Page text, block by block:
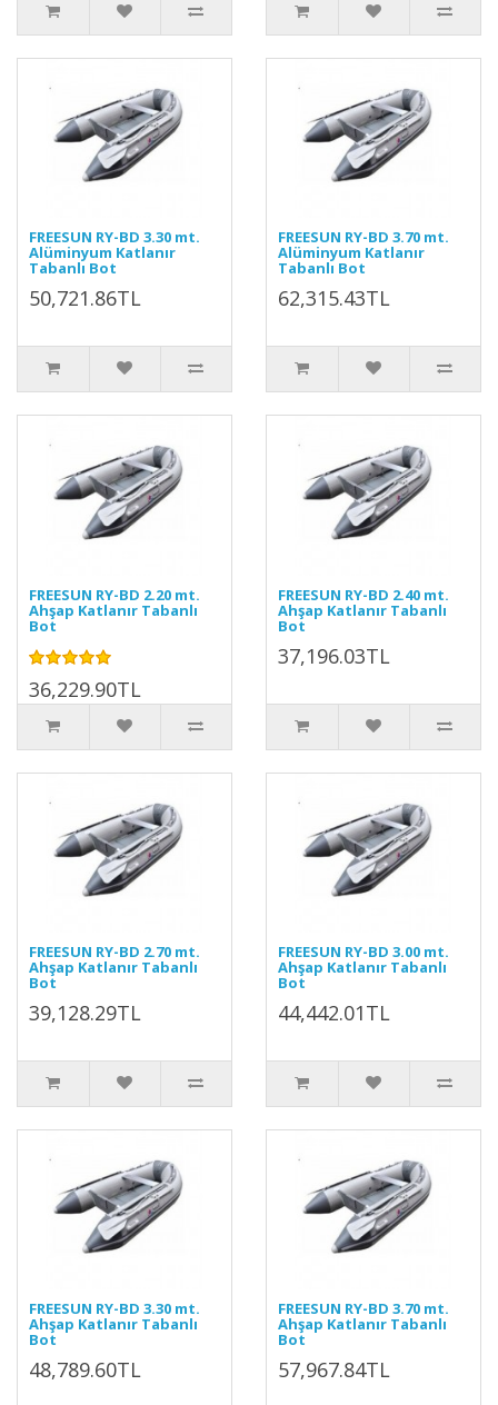
FREESUN RY-BD 3.30 mt.
Alüminyum Katlanır
Tabanlı Bot
50,721.86TL
FREESUN RY-BD 3.70 mt.
Alüminyum Katlanır
Tabanlı Bot
62,315.43TL
FREESUN RY-BD 2.20 mt.
Ahşap Katlanır Tabanlı
Bot
36,229.90TL
FREESUN RY-BD 2.40 mt.
Ahşap Katlanır Tabanlı
Bot
37,196.03TL
FREESUN RY-BD 2.70 mt.
Ahşap Katlanır Tabanlı
Bot
39,128.29TL
FREESUN RY-BD 3.00 mt.
Ahşap Katlanır Tabanlı
Bot
44,442.01TL
FREESUN RY-BD 3.30 mt.
Ahşap Katlanır Tabanlı
Bot
48,789.60TL
FREESUN RY-BD 3.70 mt.
Ahşap Katlanır Tabanlı
Bot
57,967.84TL